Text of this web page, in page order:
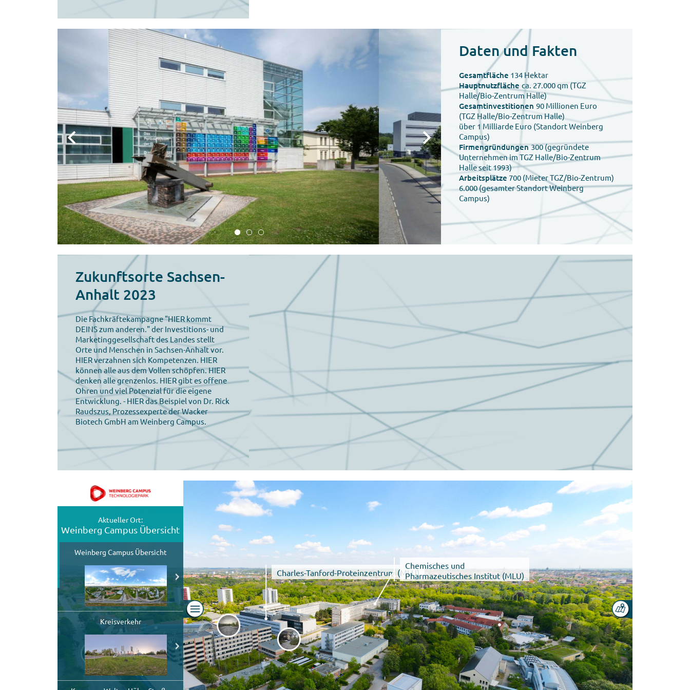
Zurück Weiter
Daten und Fakten
Gesamtfläche 134 Hektar
Hauptnutzfläche ca. 27.000 qm (TGZ
Halle/Bio-Zentrum Halle)
Gesamtinvestitionen 90 Millionen Euro
(TGZ Halle/Bio-Zentrum Halle)
über 1 Milliarde Euro (Standort Weinberg
Campus)
Firmengründungen300 (gegründete
Unternehmen im TGZ Halle/Bio-Zentrum
Halle seit 1993)
Arbeitsplätze 700 (Mieter TGZ/Bio-Zentrum)
6.000 (gesamter Standort Weinberg
Campus)
Zukunftsorte Sachsen-
Anhalt 2023
Die Fachkräftekampagne "HIER kommt
DEINS zum anderen." der Investitions- und
Marketinggesellschaft des Landes stellt
Orte und Menschen in Sachsen-Anhalt vor.
HIER verzahnen sich Kompetenzen. HIER
können alle aus dem Vollen schöpfen. HIER
denken alle grenzenlos. HIER gibt es offene
Ohren und viel Potenzial für die eigene
Entwicklung. - HIER das Beispiel von Dr. Rick
Raudszus, Prozessexperte der Wacker
Biotech GmbH am Weinberg Campus.